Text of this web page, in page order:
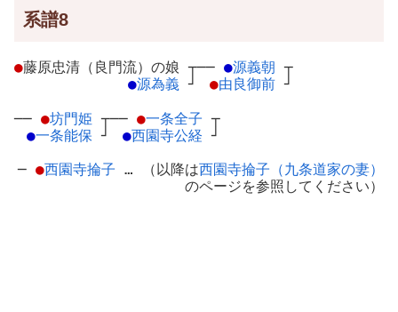
系譜8
●藤原忠清（良門流）の娘 ┬
●源為義 ┘
── ●源義朝 ┬
●由良御前 ┘
── ●坊門姫 ┬
●一条能保 ┘
── ●一条全子 ┬
●西園寺公経 ┘
─ ●西園寺掄子 … （以降は西園寺掄子（九条道家の妻）
のページを参照してください）